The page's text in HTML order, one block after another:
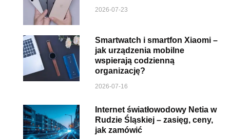
2026-07-23
Smartwatch i smartfon Xiaomi –
jak urządzenia mobilne
wspierają codzienną
organizację?
2026-07-16
Internet światłowodowy Netia w
Rudzie Śląskiej – zasięg, ceny,
jak zamówić